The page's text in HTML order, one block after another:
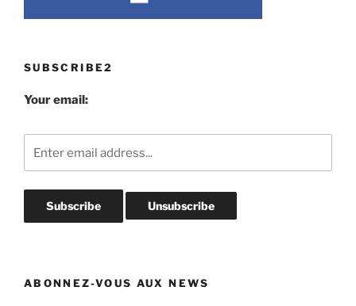
SUBSCRIBE2
Your email:
ABONNEZ-VOUS AUX NEWS